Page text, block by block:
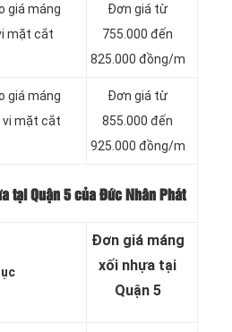
giá máng
mặt cắt
Đơn giá từ
755.000 đến
825.000 đồng/m
giá máng
vi mặt cắt
Đơn giá từ
855.000 đến
925.000 đồng/m
tại Quận 5 của Đức Nhân Phát
Đơn giá máng
xối nhựa tại
Quận 5